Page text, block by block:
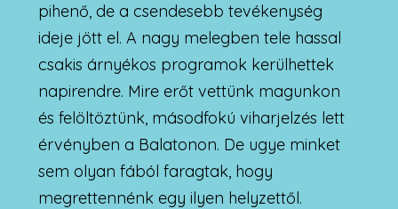
pihenő, de a csendesebb tevékenység
ideje jött el. A nagy melegben tele hassal
csakis árnyékos programok kerülhettek
napirendre. Mire erőt vettünk magunkon
és felöltöztünk, másodfokú viharjelzés lett
érvényben a Balatonon. De ugye minket
sem olyan fából faragtak, hogy
megrettennénk egy ilyen helyzettől.